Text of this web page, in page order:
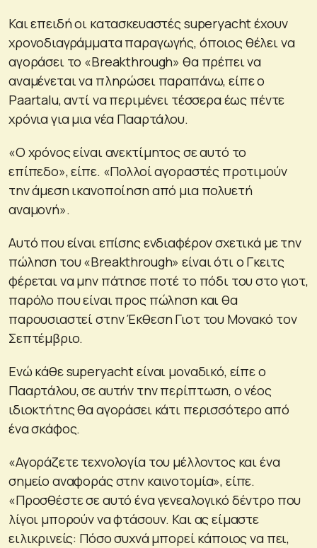
Και επειδή οι κατασκευαστές superyacht έχουν
χρονοδιαγράμματα παραγωγής, όποιος θέλει να
αγοράσει το «Breakthrough» θα πρέπει να
αναμένεται να πληρώσει παραπάνω, είπε ο
Paartalu, αντί να περιμένει τέσσερα έως πέντε
χρόνια για μια νέα Πααρτάλου.
«Ο χρόνος είναι ανεκτίμητος σε αυτό το
επίπεδο», είπε. «Πολλοί αγοραστές προτιμούν
την άμεση ικανοποίηση από μια πολυετή
αναμονή».
Αυτό που είναι επίσης ενδιαφέρον σχετικά με την
πώληση του «Breakthrough» είναι ότι ο Γκειτς
φέρεται να μην πάτησε ποτέ το πόδι του στο γιοτ,
παρόλο που είναι προς πώληση και θα
παρουσιαστεί στην Έκθεση Γιοτ του Μονακό τον
Σεπτέμβριο.
Ενώ κάθε superyacht είναι μοναδικό, είπε ο
Πααρτάλου, σε αυτήν την περίπτωση, ο νέος
ιδιοκτήτης θα αγοράσει κάτι περισσότερο από
ένα σκάφος.
«Αγοράζετε τεχνολογία του μέλλοντος και ένα
σημείο αναφοράς στην καινοτομία», είπε.
«Προσθέστε σε αυτό ένα γενεαλογικό δέντρο που
λίγοι μπορούν να φτάσουν. Και ας είμαστε
ειλικρινείς: Πόσο συχνά μπορεί κάποιος να πει,